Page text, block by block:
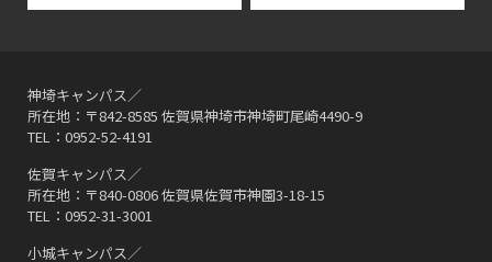
神埼キャンパス／
所在地：〒842-8585 佐賀県神埼市神埼町尾崎4490-9
TEL：0952-52-4191
佐賀キャンパス／
所在地：〒840-0806 佐賀県佐賀市神園3-18-15
TEL：0952-31-3001
小城キャンパス／